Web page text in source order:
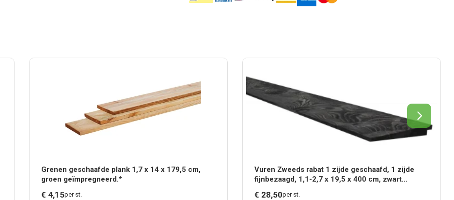
Grenen geschaafde plank 1,7 x 14 x 179,5 cm,
groen geïmpregneerd.*
€ 4,15per st.
Vuren Zweeds rabat 1 zijde geschaafd, 1 zijde
fijnbezaagd, 1,1-2,7 x 19,5 x 400 cm, zwart
€ 28,50per st.